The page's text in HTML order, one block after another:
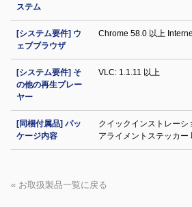
ステム
[システム要件] ウ
ェブブラウザ
Chrome 58.0 以上
[システム要件] そ
の他の再生プレー
ヤー
VLC: 1.1.11 以上
[同梱付属品] パッ
ケージ内容
クイックインストレー
アライメントステッカー
« お取扱製品一覧に戻る